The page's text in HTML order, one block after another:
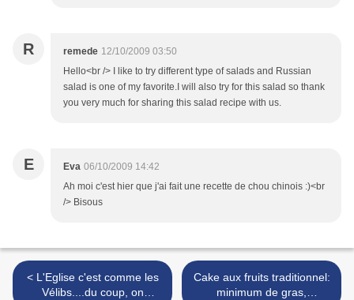
R remede 12/10/2009 03:50
Hello<br /> I like to try different type of salads and Russian
salad is one of my favorite.I will also try for this salad so thank
you very much for sharing this salad recipe with us.
E Eva 06/10/2009 14:42
Ah moi c'est hier que j'ai fait une recette de chou chinois :)<br
/> Bisous
< L'Eglise c'est comme les
Vélibs....du coup, on
Cake aux fruits traditionnel:
minimum de gras,